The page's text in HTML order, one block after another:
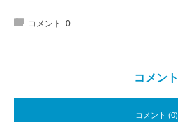
コメント: 0
コメント
コメント (0)